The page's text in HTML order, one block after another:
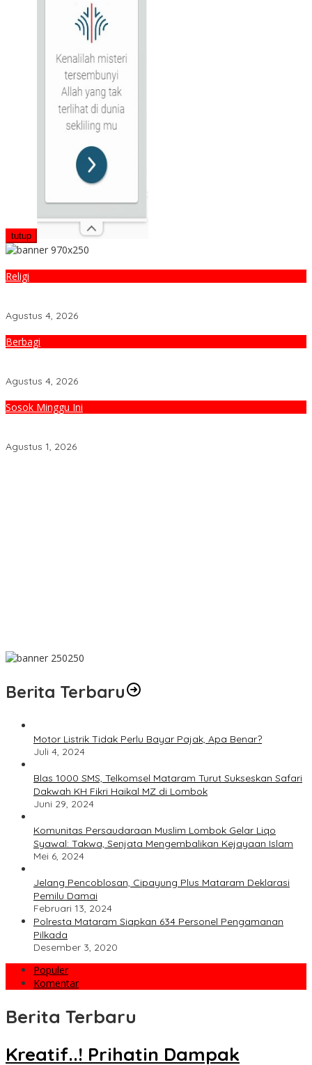
tutup
Religi
Agustus 4, 2026
Berbagi
Agustus 4, 2026
Sosok Minggu Ini
Agustus 1, 2026
Berita Terbaru
Motor Listrik Tidak Perlu Bayar Pajak, Apa Benar?
Juli 4, 2024
Blas 1000 SMS, Telkomsel Mataram Turut Sukseskan Safari
Dakwah KH Fikri Haikal MZ di Lombok
Juni 29, 2024
Komunitas Persaudaraan Muslim Lombok Gelar Liqo
Syawal: Takwa, Senjata Mengembalikan Kejayaan Islam
Mei 6, 2024
Jelang Pencoblosan, Cipayung Plus Mataram Deklarasi
Pemilu Damai
Februari 13, 2024
Polresta Mataram Siapkan 634 Personel Pengamanan
Pilkada
Desember 3, 2020
Populer
Komentar
Berita Terbaru
BERBAGI
Kreatif..! Prihatin Dampak